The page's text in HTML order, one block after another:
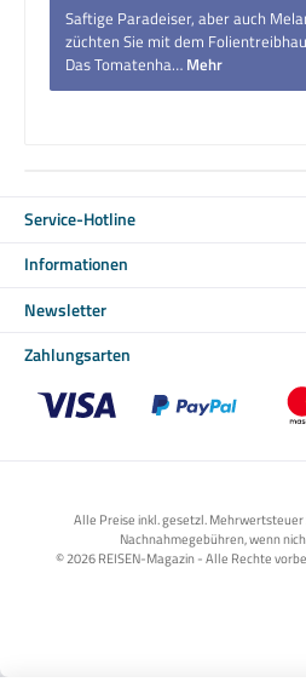
Saftige Paradeiser, aber auch
züchten Sie mit dem
Das Tomatenha… Mehr
Service-Hotline
Informationen
Newsletter
Zahlungsarten
Alle Preise inkl. gesetzl.
Nachnahmegebühren, wenn
© 2026 REISEN-Magazin - Alle Rechte